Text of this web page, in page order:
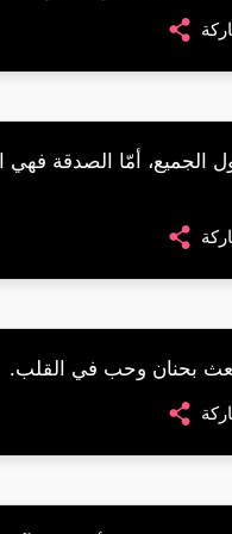
الجميع، أمّا الصدقة فهي
بحنان وحب في القلب.